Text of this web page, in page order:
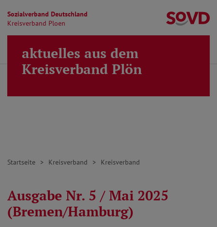
Sozialverband Deutschland
Kreisverband Ploen
Direkt zu den Inhalten springen
MENÜ
aktuelles aus dem
Kreisverband Plön
Startseite Kreisverband Kreisverband
Ausgabe Nr. 5 / Mai 2025
(Bremen/Hamburg)